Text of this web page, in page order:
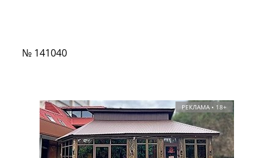
№ 141040
РЕКЛАМА • 18+